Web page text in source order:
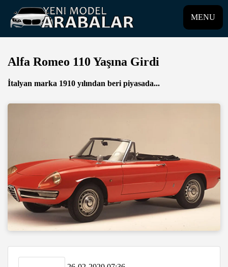
MENU
Alfa Romeo 110 Yaşına Girdi
İtalyan marka 1910 yılından beri piyasada...